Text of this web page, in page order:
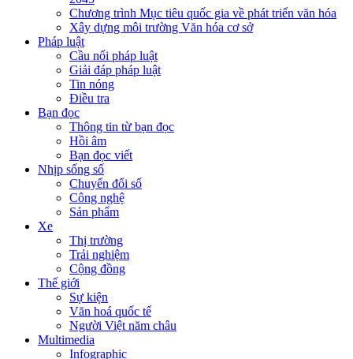
Chương trình Mục tiêu quốc gia về phát triển văn hóa
Xây dựng môi trường Văn hóa cơ sở
Pháp luật
Cầu nối pháp luật
Giải đáp pháp luật
Tin nóng
Điều tra
Bạn đọc
Thông tin từ bạn đọc
Hồi âm
Bạn đọc viết
Nhịp sống số
Chuyển đổi số
Công nghệ
Sản phẩm
Xe
Thị trường
Trải nghiệm
Cộng đồng
Thế giới
Sự kiện
Văn hoá quốc tế
Người Việt năm châu
Multimedia
Infographic